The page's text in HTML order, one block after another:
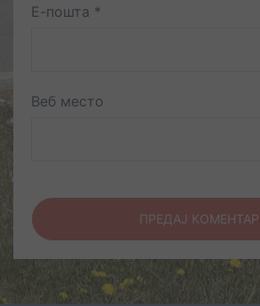
Е-пошта *
Веб место